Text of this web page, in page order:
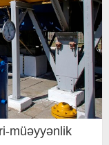
müəyyənlik